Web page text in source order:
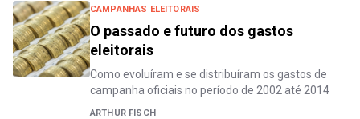
CAMPANHAS ELEITORAIS
O passado e futuro dos gastos
eleitorais
Como evoluíram e se distribuíram os gastos de
campanha oficiais no período de 2002 até 2014
ARTHUR FISCH